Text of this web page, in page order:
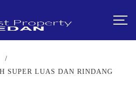
/
SUPER LUAS DAN RINDANG